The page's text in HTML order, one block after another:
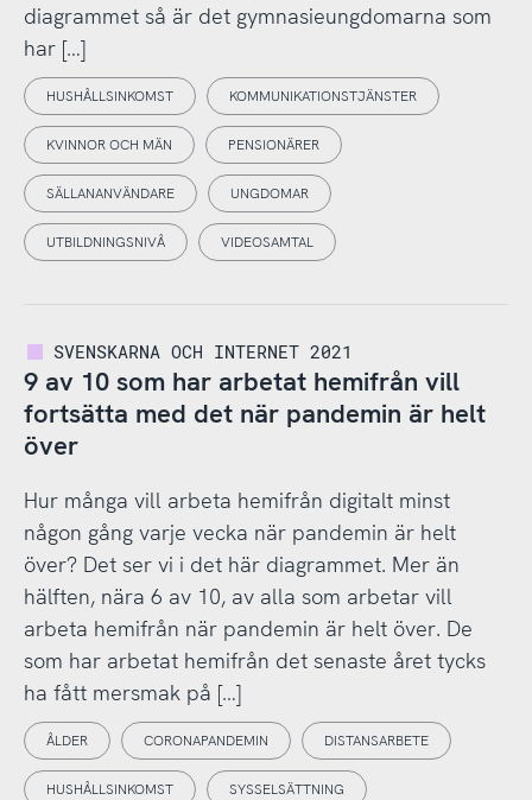
diagrammet så är det gymnasieungdomarna som
har […]
HUSHÅLLSINKOMST KOMMUNIKATIONSTJÄNSTER
KVINNOR OCH MÄN PENSIONÄRER
SÄLLANANVÄNDARE UNGDOMAR
UTBILDNINGSNIVÅ VIDEOSAMTAL
SVENSKARNA OCH INTERNET 2021
9 av 10 som har arbetat hemifrån vill
fortsätta med det när pandemin är helt
över
Hur många vill arbeta hemifrån digitalt minst
någon gång varje vecka när pandemin är helt
över? Det ser vi i det här diagrammet. Mer än
hälften, nära 6 av 10, av alla som arbetar vill
arbeta hemifrån när pandemin är helt över. De
som har arbetat hemifrån det senaste året tycks
ha fått mersmak på […]
ÅLDER CORONAPANDEMIN DISTANSARBETE
HUSHÅLLSINKOMST SYSSELSÄTTNING